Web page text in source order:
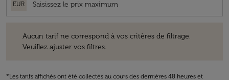
EUR
Aucun tarif ne correspond à vos critères de filtrage.
Veuillez ajuster vos filtres.
*Les tarifs affichés ont été collectés au cours des dernières 48 heures et